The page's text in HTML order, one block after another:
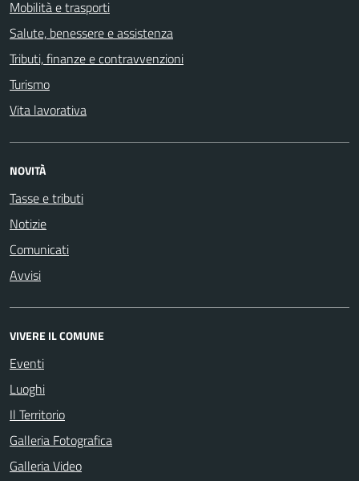
Mobilità e trasporti
Salute, benessere e assistenza
Tributi, finanze e contravvenzioni
Turismo
Vita lavorativa
NOVITÀ
Tasse e tributi
Notizie
Comunicati
Avvisi
VIVERE IL COMUNE
Eventi
Luoghi
Il Territorio
Galleria Fotografica
Galleria Video